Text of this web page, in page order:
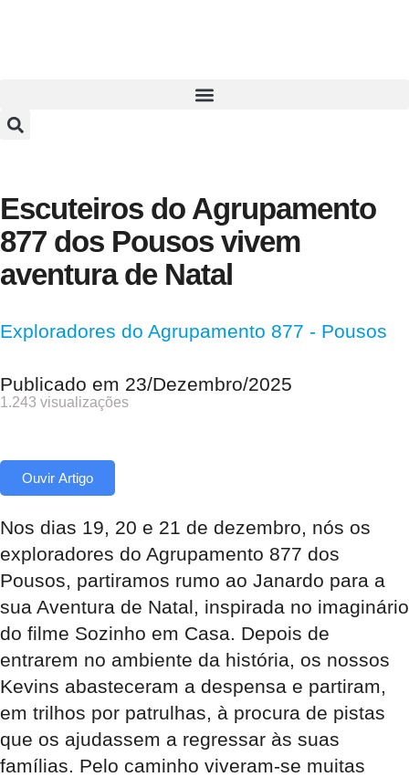
Escuteiros do Agrupamento
877 dos Pousos vivem
aventura de Natal
Exploradores do Agrupamento 877 - Pousos
Publicado em 23/Dezembro/2025
1.243 visualizações
Ouvir Artigo
Nos dias 19, 20 e 21 de dezembro, nós os
exploradores do Agrupamento 877 dos
Pousos, partiramos rumo ao Janardo para a
sua Aventura de Natal, inspirada no imaginário
do filme Sozinho em Casa. Depois de
entrarem no ambiente da história, os nossos
Kevins abasteceram a despensa e partiram,
em trilhos por patrulhas, à procura de pistas
que os ajudassem a regressar às suas
famílias. Pelo caminho viveram-se muitas